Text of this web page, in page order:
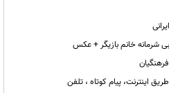
شرمانه خانم بازیگر + عکس
اینترنت، پیام کوتاه ، تلفن